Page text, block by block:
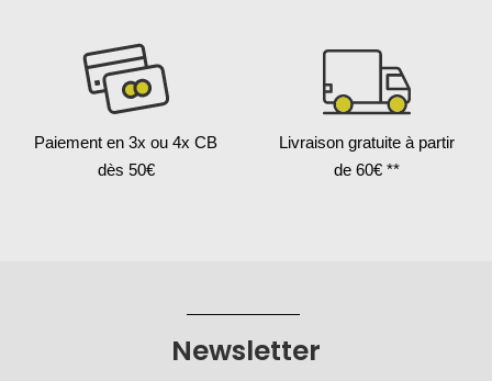
Paiement en 3x ou 4x CB
dès 50€
Livraison gratuite à partir
de 60€ **
Newsletter